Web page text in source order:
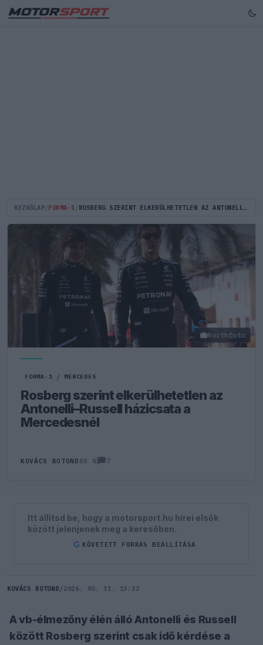
KEZDŐLAP FORMA-1 ROSBERG SZERINT ELKERÜLHETETLEN AZ ANTONELLI–RUSSELL HÁZICSATA A MERCEDESNÉL
Northfoto
FORMA-1 / MERCEDES
Rosberg szerint elkerülhetetlen az
Antonelli–Russell házicsata a
Mercedesnél
KOVÁCS BOTOND 88 N 7
Itt állítsd be, hogy a motorsport.hu hírei elsők
között jelenjenek meg a keresőben.
G KÖVETETT FORRÁS BEÁLLÍTÁSA
KOVÁCS BOTOND / 2026. 05. 11. 13:32
A vb-élmezőny élén álló Antonelli és Russell
között Rosberg szerint csak idő kérdése a